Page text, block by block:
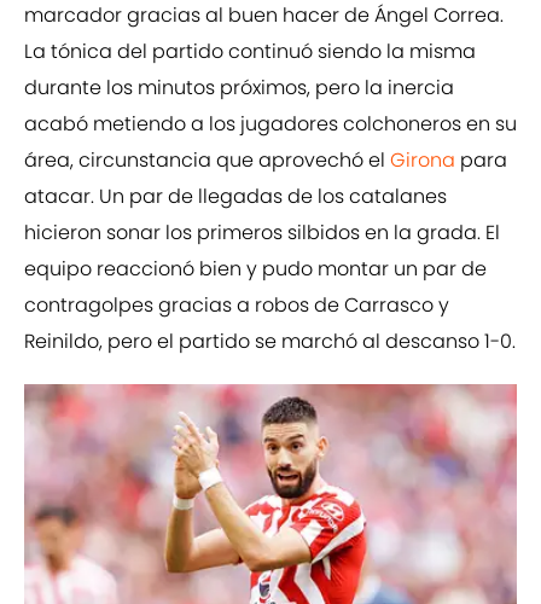
marcador gracias al buen hacer de Ángel Correa.
La tónica del partido continuó siendo la misma
durante los minutos próximos, pero la inercia
acabó metiendo a los jugadores colchoneros en su
área, circunstancia que aprovechó el Girona para
atacar. Un par de llegadas de los catalanes
hicieron sonar los primeros silbidos en la grada. El
equipo reaccionó bien y pudo montar un par de
contragolpes gracias a robos de Carrasco y
Reinildo, pero el partido se marchó al descanso 1-0.